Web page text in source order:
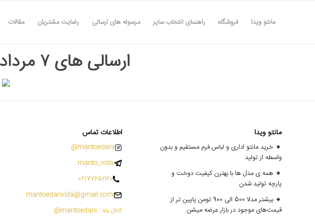
مانتو ویدا فروشگاه راهنمای انتخاب سایز مرسوله های ارسالی رضایت مشتریان مقالات
ارسالی های ۷ مرداد
مانتو ویدا
🔸 خرید مانتو اداری و لباس فرم مستقیم و بدون
واسطه از تولید
🔸 همه ی مدل ها با بهترن کیفیت دوخت و
پارچه تولید شدن
🔸 بیشتر مدلا 500 الی 900 تومن پایین تر از
قیمت‌های موجود در بازار عرضه میشن
اطلاعات تماس
mantoedarii@
manto_vida
02177651120
mantoedarivida@gmail.com
کانال بله : mantoedarii@